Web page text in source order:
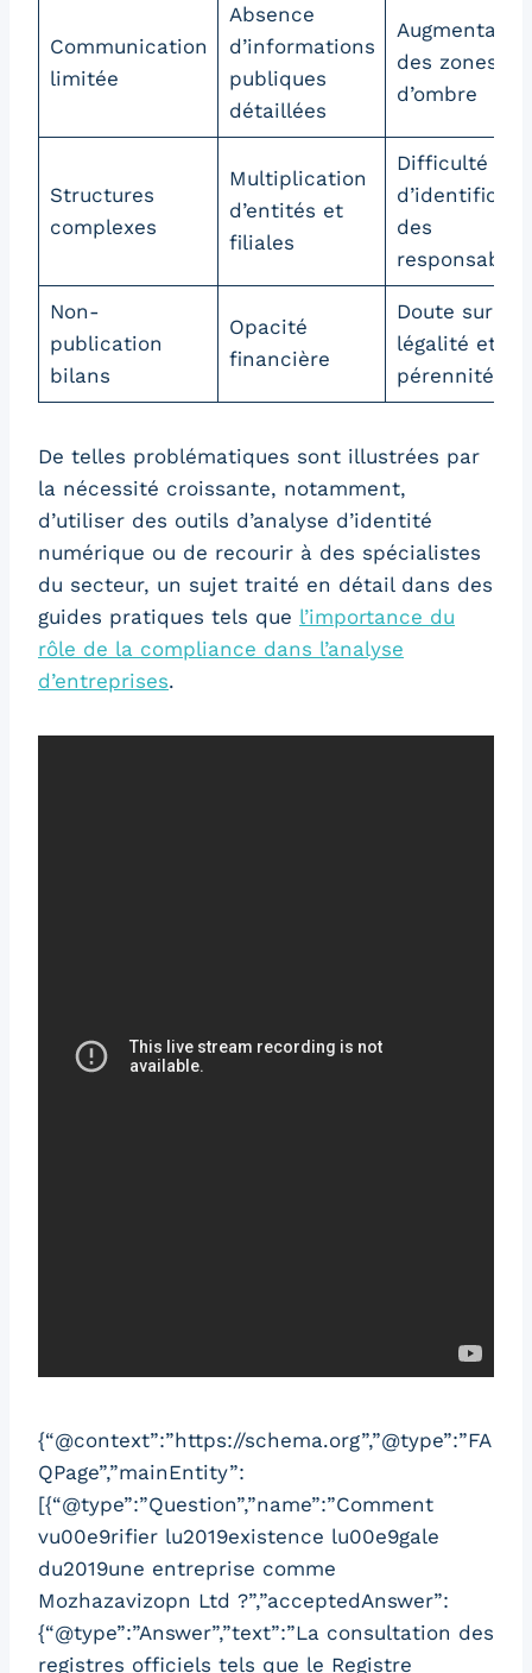
Communication
limitée
Absence
d’informations
publiques
détaillées
des zones
d’ombre
Structures
complexes
Multiplication
d’entités et
filiales
Difficulté
des
responsables
Non-
publication
bilans
Opacité
financière
Doute sur la
légalité et la
pérennité
De telles problématiques sont illustrées par
la nécessité croissante, notamment,
d’utiliser des outils d’analyse d’identité
numérique ou de recourir à des spécialistes
du secteur, un sujet traité en détail dans des
guides pratiques tels que l’importance du
rôle de la compliance dans l’analyse
d’entreprises.
{“@context”:”https://schema.org”,”@type”:”FA
QPage”,”mainEntity”:
[{“@type”:”Question”,”name”:”Comment
vu00e9rifier lu2019existence lu00e9gale
du2019une entreprise comme
Mozhazavizopn Ltd ?”,”acceptedAnswer”:
{“@type”:”Answer”,”text”:”La consultation des
registres officiels tels que le Registre